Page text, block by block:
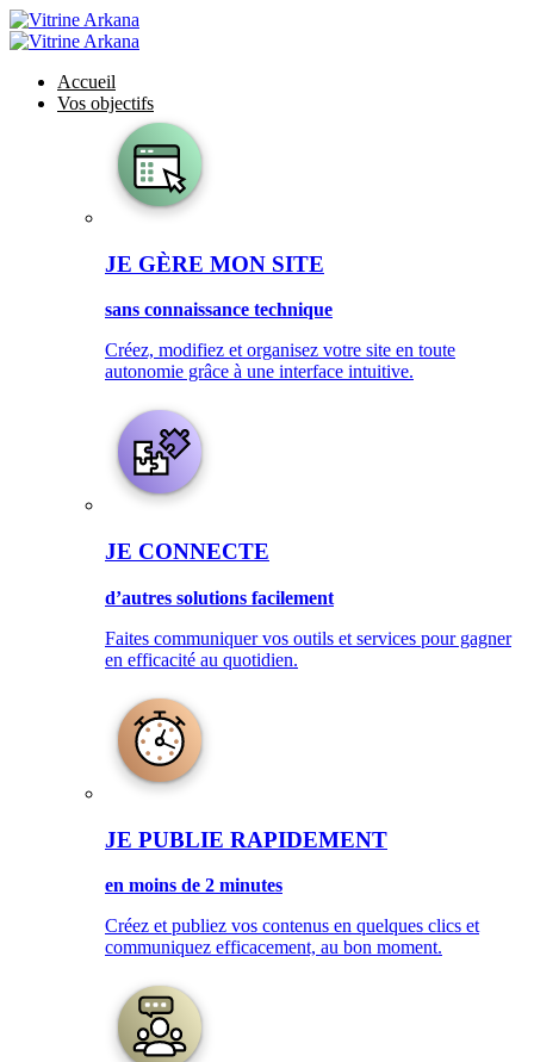
Accueil
Vos objectifs
JE GÈRE MON SITE
sans connaissance technique
Créez, modifiez et organisez votre site en toute
autonomie grâce à une interface intuitive.
JE CONNECTE
d’autres solutions facilement
Faites communiquer vos outils et services pour gagner
en efficacité au quotidien.
JE PUBLIE RAPIDEMENT
en moins de 2 minutes
Créez et publiez vos contenus en quelques clics et
communiquez efficacement, au bon moment.